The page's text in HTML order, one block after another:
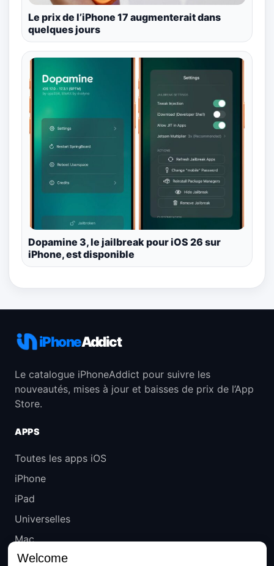
Le prix de l’iPhone 17 augmenterait dans
quelques jours
Dopamine 3, le jailbreak pour iOS 26 sur
iPhone, est disponible
iPhoneAddict
Le catalogue iPhoneAddict pour suivre les
nouveautés, mises à jour et baisses de prix de l’App
Store.
APPS
Toutes les apps iOS
iPhone
iPad
Universelles
Mac
Apple TV
Welcome